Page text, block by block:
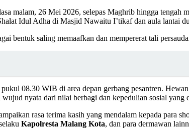
malam, 26 Mei 2026, selepas Maghrib hingga tengah
Idul Adha di Masjid Nawaitu I’tikaf dan aula lantai
bentuk saling memaafkan dan mempererat tali
08.30 WIB di area depan gerbang pesantren.
nyata dari nilai berbagi dan kepedulian sosial yang
rasa terima kasih yang mendalam kepada para
Kapolresta Malang Kota, dan para dermawan